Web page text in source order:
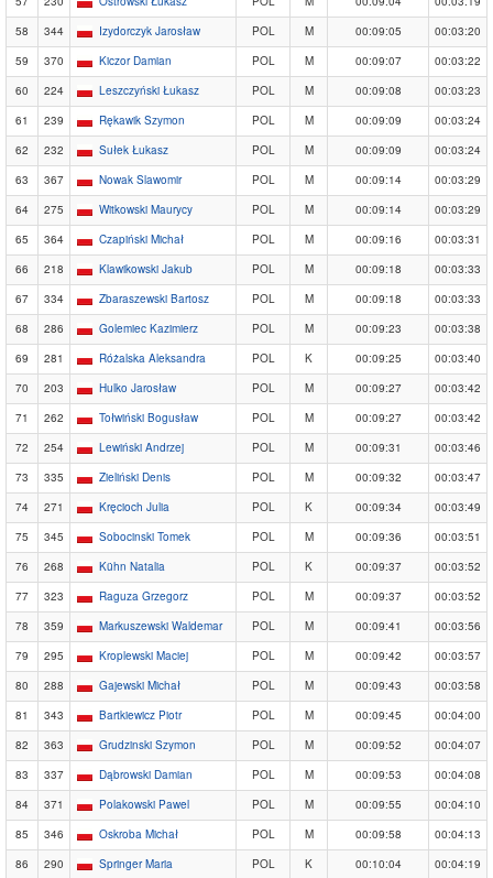
58
344 Izydorczyk Jarosław POL M 00:09:05
00:03:20
59
370 Kiczor Damian POL M 00:09:07
00:03:22
60
224 Leszczyński Łukasz POL M 00:09:08
00:03:23
61
239 Rękawik Szymon POL M 00:09:09
00:03:24
62
232 Sułek Łukasz POL M 00:09:09
00:03:24
63
367 Nowak Slawomir POL M 00:09:14
00:03:29
64
275 Witkowski Maurycy POL M 00:09:14
00:03:29
65
364 Czapiński Michał POL M 00:09:16
00:03:31
66
218 Klawikowski Jakub POL M 00:09:18
00:03:33
67
334 Zbaraszewski Bartosz POL M 00:09:18
00:03:33
68
286 Golemiec Kazimierz POL M 00:09:23
00:03:38
69
281 Różalska Aleksandra POL K 00:09:25
00:03:40
70
203 Hulko Jarosław POL M 00:09:27
00:03:42
71
262 Tołwiński Bogusław POL M 00:09:27
00:03:42
72
254 Lewiński Andrzej POL M 00:09:31
00:03:46
73
335 Zieliński Denis POL M 00:09:32
00:03:47
74
271 Kręcioch Julia POL K 00:09:34
00:03:49
75
345 Sobocinski Tomek POL M 00:09:36
00:03:51
76
268 Kühn Natalia POL K 00:09:37
00:03:52
77
323 Raguza Grzegorz POL M 00:09:37
00:03:52
78
359 Markuszewski Waldemar POL M 00:09:41
00:03:56
79
295 Kroplewski Maciej POL M 00:09:42
00:03:57
80
288 Gajewski Michał POL M 00:09:43
00:03:58
81
343 Bartkiewicz Piotr POL M 00:09:45
00:04:00
82
363 Grudzinski Szymon POL M 00:09:52
00:04:07
83
337 Dąbrowski Damian POL M 00:09:53
00:04:08
84
371 Polakowski Pawel POL M 00:09:55
00:04:10
85
346 Oskroba Michał POL M 00:09:58
00:04:13
86
290 Springer Maria POL K 00:10:04
00:04:19